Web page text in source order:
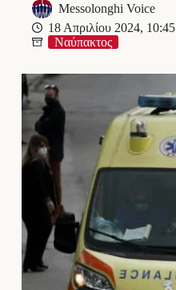
Messolonghi Voice
18 Απριλίου 2024, 10:45
Ναύπακτος